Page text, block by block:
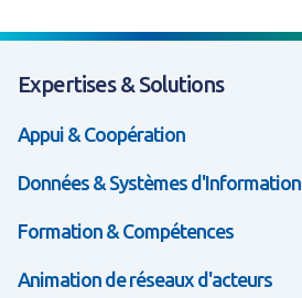
Expertises & Solutions
Appui & Coopération
Données & Systèmes d'Information
Formation & Compétences
Animation de réseaux d'acteurs